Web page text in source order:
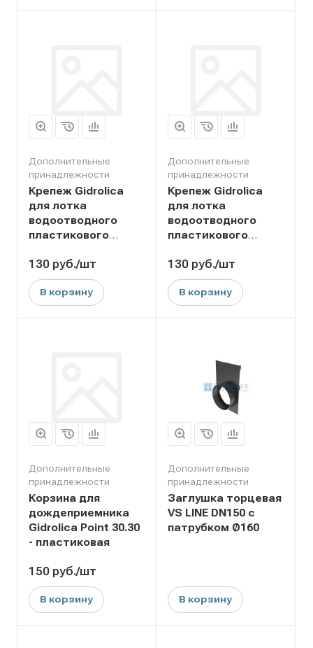
Дополнительные
принадлежности
Крепеж Gidrolica
для лотка
водоотводного
пластикового
130 руб./шт
В корзину
Дополнительные
принадлежности
Крепеж Gidrolica
для лотка
водоотводного
пластикового
130 руб./шт
В корзину
Дополнительные
принадлежности
Корзина для
дождеприемника
Gidrolica Point 30.30
- пластиковая
150 руб./шт
В корзину
Дополнительные
принадлежности
Заглушка торцевая
VS LINE DN150 с
патрубком Ø160
В корзину